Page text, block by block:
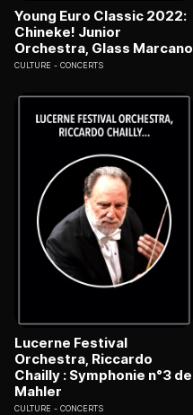
Young Euro Classic 2022:
Chineke! Junior
Orchestra, Glass Marcano
CULTURE CONCERTS
Lucerne Festival
Orchestra, Riccardo
Chailly : Symphonie n°3 de
Mahler
CULTURE CONCERTS